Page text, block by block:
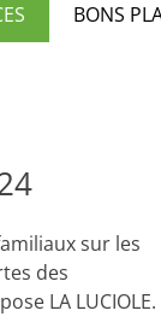
BONS
sur les
des
LA LUCIOLE.